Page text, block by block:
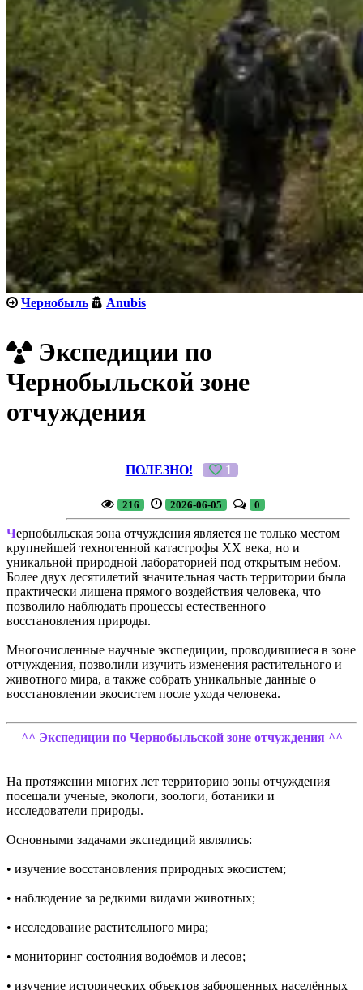
Чернобыль Anubis
Экспедиции по
Чернобыльской зоне
отчуждения
ПОЛЕЗНО! 1
216 2026-06-05 0
Чернобыльская зона отчуждения является не только местом
крупнейшей техногенной катастрофы XX века, но и
уникальной природной лабораторией под открытым небом.
Более двух десятилетий значительная часть территории была
практически лишена прямого воздействия человека, что
позволило наблюдать процессы естественного
восстановления природы.
Многочисленные научные экспедиции, проводившиеся в зоне
отчуждения, позволили изучить изменения растительного и
животного мира, а также собрать уникальные данные о
восстановлении экосистем после ухода человека.
^^ Экспедиции по Чернобыльской зоне отчуждения ^^
На протяжении многих лет территорию зоны отчуждения
посещали ученые, экологи, зоологи, ботаники и
исследователи природы.
Основными задачами экспедиций являлись:
• изучение восстановления природных экосистем;
• наблюдение за редкими видами животных;
• исследование растительного мира;
• мониторинг состояния водоёмов и лесов;
• изучение исторических объектов заброшенных населённых